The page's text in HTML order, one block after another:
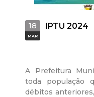
18
MAR
IPTU 2024
A Prefeitura
toda população
débitos